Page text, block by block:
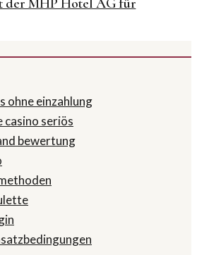
der MHP Hotel AG für
ohne einzahlung
casino seriös
bewertung